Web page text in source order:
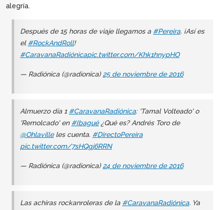
alegría.
Después de 15 horas de viaje llegamos a #Pereira. ¡Así es
el #RockAndRoll!
#CaravanaRadiónicapic.twitter.com/Khk1hnypHO
— Radiónica (@radionica)25 de noviembre de 2016
Almuerzo día 1 #CaravanaRadiónica: 'Tamal Volteado' o
'Remolcado' en #Ibagué¿Qué es? Andrés Toro de
@Ohlavilleles cuenta. #DirectoPereira
pic.twitter.com/7sHQgj6RRN
— Radiónica (@radionica)24 de noviembre de 2016
Las achiras rockanroleras de la #CaravanaRadiónica. Ya